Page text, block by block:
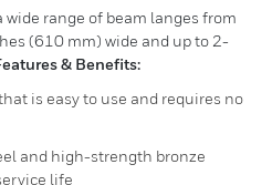
range of beam langes from
(610 mm) wide and up to 2-
& Benefits:
is easy to use and requires no
and high-strength bronze
life